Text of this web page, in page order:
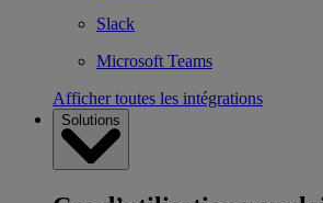
Slack
Microsoft Teams
Afficher toutes les intégrations
Solutions